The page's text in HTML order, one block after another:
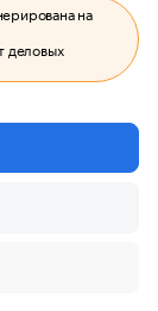
на
деловых